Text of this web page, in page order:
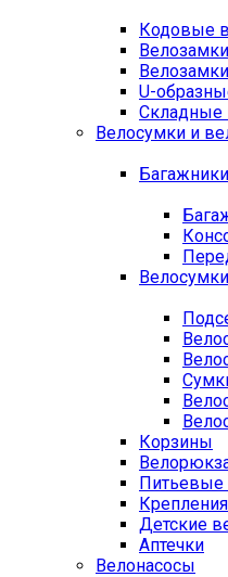
Кодовые
U-
Складные
Велосумки и
Велосумки
Корзины
Питьевые
Детские
Аптечки
Велонасосы